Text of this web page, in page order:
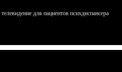
для пациентов психдиспансера